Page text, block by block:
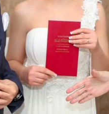
Aydın
Balıkesir
Bilecik
Bingöl
Bitlis